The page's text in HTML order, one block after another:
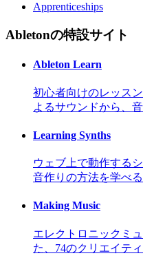
Apprenticeships
Abletonの特設サイト
Ableton Learn
初心者向けのレッス
よるサウンドから、
Learning Synths
ウェブ上で動作する
音作りの方法を学べる
Making Music
エレクトロニックミ
た、74のクリエイテ